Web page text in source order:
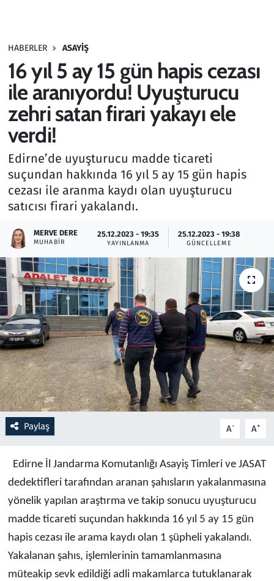
HABERLER ASAYIŞ
16 yıl 5 ay 15 gün hapis cezası
ile aranıyordu! Uyuşturucu
zehri satan firari yakayı ele
verdi!
Edirne’de uyuşturucu madde ticareti
suçundan hakkında 16 yıl 5 ay 15 gün hapis
cezası ile aranma kaydı olan uyuşturucu
satıcısı firari yakalandı.
MERVE DERE
MUHABIR
25.12.2023 - 19:35
YAYINLANMA
25.12.2023 - 19:38
GÜNCELLEME
Paylaş A- A+
Edirne İl Jandarma Komutanlığı Asayiş Timleri ve JASAT
dedektifleri tarafından aranan şahısların yakalanmasına
yönelik yapılan araştırma ve takip sonucu uyuşturucu
madde ticareti suçundan hakkında 16 yıl 5 ay 15 gün
hapis cezası ile arama kaydı olan 1 şüpheli yakalandı.
Yakalanan şahıs, işlemlerinin tamamlanmasına
müteakip sevk edildiği adli makamlarca tutuklanarak
Haber
Kültür Sanat
Kurumsal Haberler
Lezzet Durağı
Memur ve Kamu
Otomobil
Oyun
Ramazan
Resmi İlanlar
Rüya Tabirleri
Sağlık
Savunma Sanayi
Seçim 2023
Spor
Teknoloji ve Bilim
Televizyon